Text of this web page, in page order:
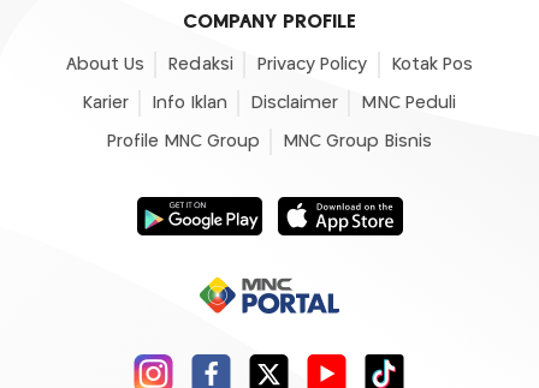
COMPANY PROFILE
About Us Redaksi Privacy Policy Kotak Pos
Karier Info Iklan Disclaimer MNC Peduli
Profile MNC Group MNC Group Bisnis